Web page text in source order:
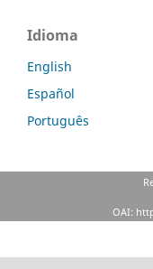
Idioma
English
Español
Português
OAI: